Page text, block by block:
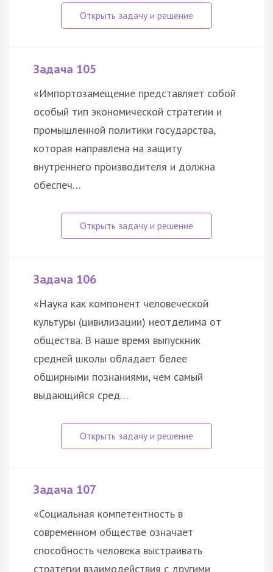
Задача 105
«Импортозамещение представляет собой
особый тип экономической стратегии и
промышленной политики государства,
которая направлена на защиту
внутреннего производителя и должна
обеспеч…
Задача 106
«Наука как компонент человеческой
культуры (цивилизации) неотделима от
общества. В наше время выпускник
средней школы обладает белее
обширными познаниями, чем самый
выдающийся сред…
Задача 107
«Социальная компетентность в
современном обществе означает
способность человека выстраивать
стратегии взаимодействия с другими